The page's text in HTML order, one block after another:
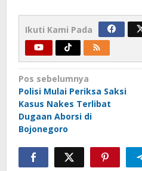
Ikuti Kami Pada
Navigasi
pos
Pos sebelumnya
Polisi Mulai Periksa Saksi
Kasus Nakes Terlibat
Dugaan Aborsi di
Bojonegoro